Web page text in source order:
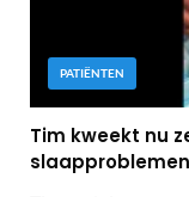
PATIËNTEN
Tim kweekt nu
slaapproblemen